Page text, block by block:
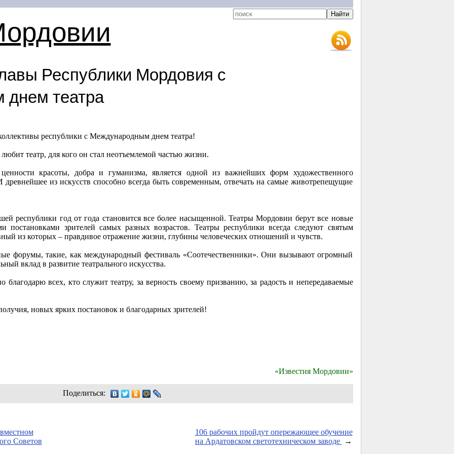
Республики Мордовия с
театра
республики с Международным днем театра!
театр, для кого он стал неотъемлемой частью жизни.
красоты, добра и гуманизма, является одной из важнейших форм художественного
древнейшее из искусств способно всегда быть современным, отвечать на самые животрепещущие
республики год от года становится все более насыщенной. Театры Мордовии берут все новые
постановками зрителей самых разных возрастов. Театры республики всегда следуют святым
из которых – правдивое отражение жизни, глубины человеческих отношений и чувств.
форумы, такие, как международный фестиваль «Соотечественники». Они вызывают огромный
вклад в развитие театрального искусства.
благодарю всех, кто служит театру, за верность своему призванию, за радость и непередаваемые
новых ярких постановок и благодарных зрителей!
«Известия Мордовии»
Поделиться:
Советов
106 рабочих пройдут опережающее обучение
на Ардатовском светотехническом заводе
→